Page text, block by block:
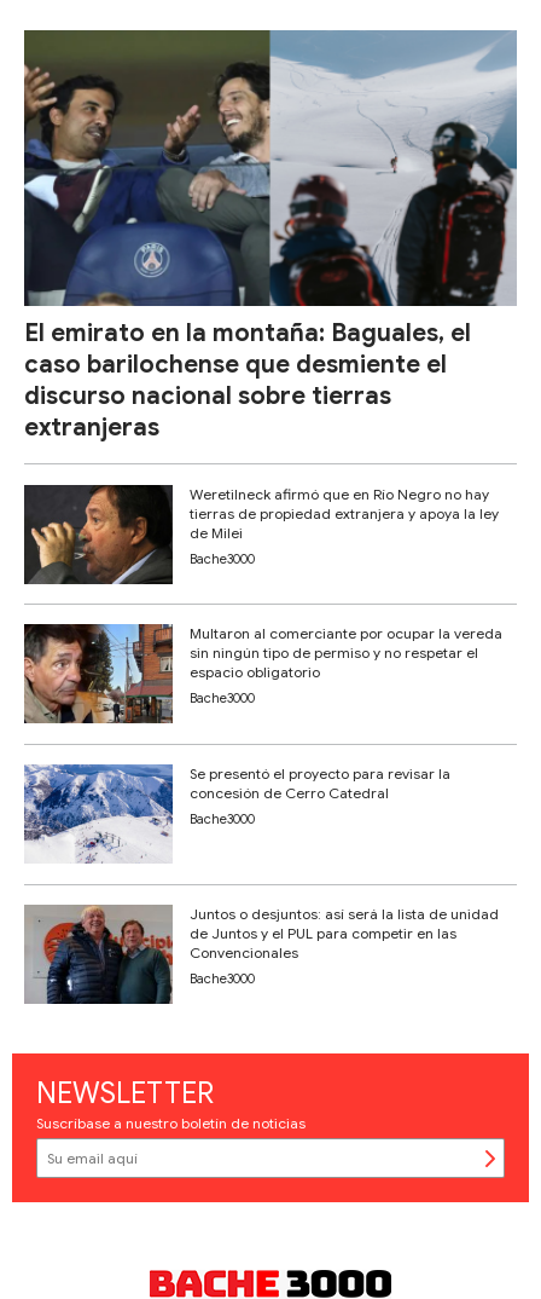
El emirato en la montaña: Baguales, el
caso barilochense que desmiente el
discurso nacional sobre tierras
extranjeras
Weretilneck afirmó que en Río Negro no hay
tierras de propiedad extranjera y apoya la ley
de Milei
Bache3000
Multaron al comerciante por ocupar la vereda
sin ningún tipo de permiso y no respetar el
espacio obligatorio
Bache3000
Se presentó el proyecto para revisar la
concesión de Cerro Catedral
Bache3000
Juntos o desjuntos: así será la lista de unidad
de Juntos y el PUL para competir en las
Convencionales
Bache3000
NEWSLETTER
Suscríbase a nuestro boletín de noticias